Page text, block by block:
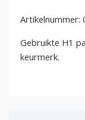
Artikelnummer:
Gebruikte H1
keurmerk.